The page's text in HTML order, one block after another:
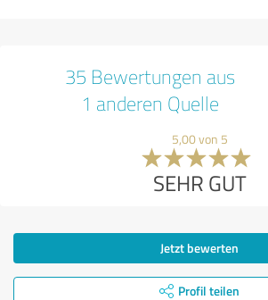
35 Bewertungen aus
1 anderen Quelle
5,00 von 5
SEHR GUT
Jetzt bewerten
Profil teilen